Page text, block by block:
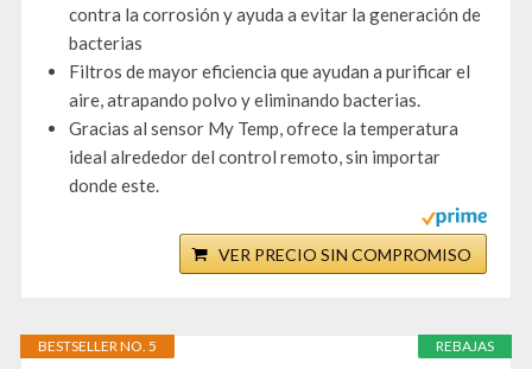
contra la corrosión y ayuda a evitar la generación de
bacterias
Filtros de mayor eficiencia que ayudan a purificar el
aire, atrapando polvo y eliminando bacterias.
Gracias al sensor My Temp, ofrece la temperatura
ideal alrededor del control remoto, sin importar
donde este.
VER PRECIO SIN COMPROMISO
REBAJAS
BESTSELLER NO. 5